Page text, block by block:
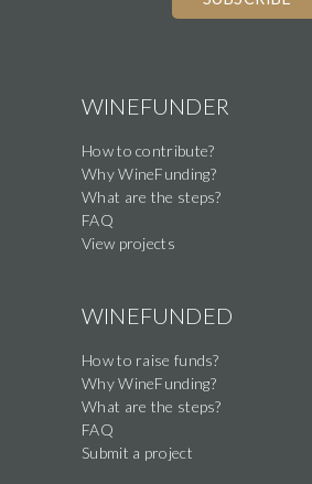
this
field
WINEFUNDER
How to contribute?
Why WineFunding?
What are the steps?
FAQ
View projects
WINEFUNDED
How to raise funds?
Why WineFunding?
What are the steps?
FAQ
Submit a project